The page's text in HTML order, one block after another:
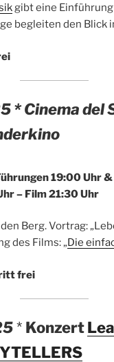
gibt eine
begleiten den Blick
* Cinema del
19:00 Uhr
– Film 21:30 Uhr
Berg. Vortrag:
des Films: „Die
frei
* Konzert